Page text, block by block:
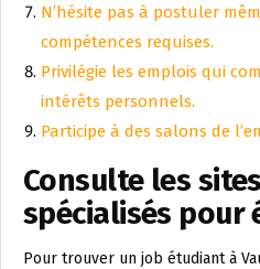
N’hésite pas à postuler
compétences requises.
Privilégie les emplois qui
intérêts personnels.
Participe à des salons de
Consulte les
spécialisés pour
Pour trouver un job étudiant à